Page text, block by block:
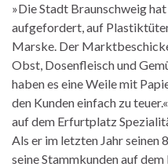
»Die Stadt Braunschweig
aufgefordert, auf
Marske. Der
Obst, Dosenfleisch und
haben es eine Weile mit
den Kunden einfach zu
auf dem Erfurtplatz
Als er im letzten Jahr seinen
seine Stammkunden auf